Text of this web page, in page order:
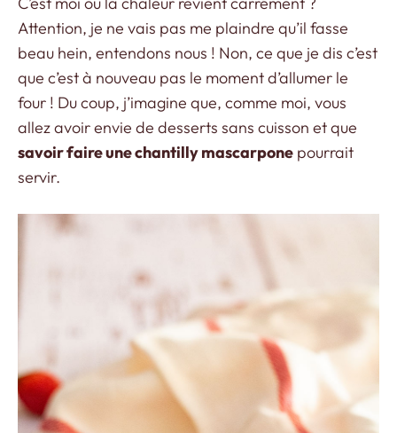
Attention, je ne vais pas me plaindre qu’il fasse
beau hein, entendons nous ! Non, ce que je dis c’est
que c’est à nouveau pas le moment d’allumer le
four ! Du coup, j’imagine que, comme moi, vous
allez avoir envie de desserts sans cuisson et que
savoir faire une chantilly mascarpone pourrait
servir.